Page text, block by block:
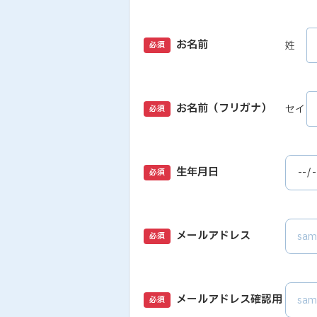
必須 お名前 姓
必須 お名前（フリガナ） セイ
必須 生年月日
必須 メールアドレス
必須 メールアドレス確認用